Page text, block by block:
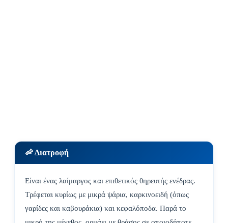
🦐 Διατροφή
Είναι ένας λαίμαργος και επιθετικός θηρευτής ενέδρας.
Τρέφεται κυρίως με μικρά ψάρια, καρκινοειδή (όπως
γαρίδες και καβουράκια) και κεφαλόποδα. Παρά το